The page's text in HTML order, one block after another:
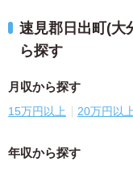
速見郡日出町(大
ら探す
月収から探す
15万円以上 20万円以上
年収から探す